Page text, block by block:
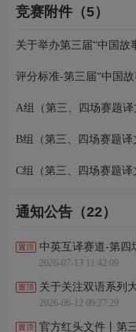
竞赛附件（5）
A组（第三、四场赛题译
B组（第三、四场赛题译
C组（第三、四场赛题译
通知公告（22）
2026-07-13 11:42:09
关于关注双语系列
2026-06-12 09:27:29